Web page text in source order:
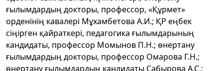
ғылымдардың докторы, профессор, «Құрмет»
орденінің кавалері Мұхамбетова А.И.; ҚР еңбек
сіңірген қайраткері, педагогика ғылымдарының
кандидаты, профессор Момынов П.Н.; өнертану
ғылымдардың докторы, профессор Омарова Г.Н.;
өнертану ғылымдардың кандидаты Сабырова А.С.;